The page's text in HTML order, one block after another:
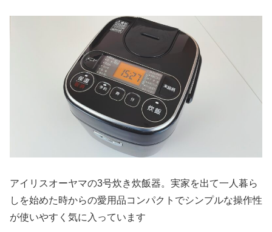
アイリスオーヤマの3号炊き炊飯器。実家を出て一人暮ら
しを始めた時からの愛用品コンパクトでシンプルな操作性
が使いやすく気に入っています